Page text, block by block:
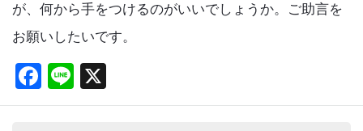
が、何から手をつけるのがいいでしょうか。ご助言を
お願いしたいです。
F
a
Li
n